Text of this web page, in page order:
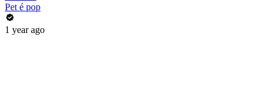
Pet é pop
1 year ago